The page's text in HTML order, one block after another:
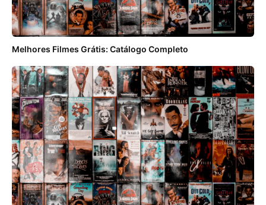
Melhores Filmes Grátis: Catálogo Completo